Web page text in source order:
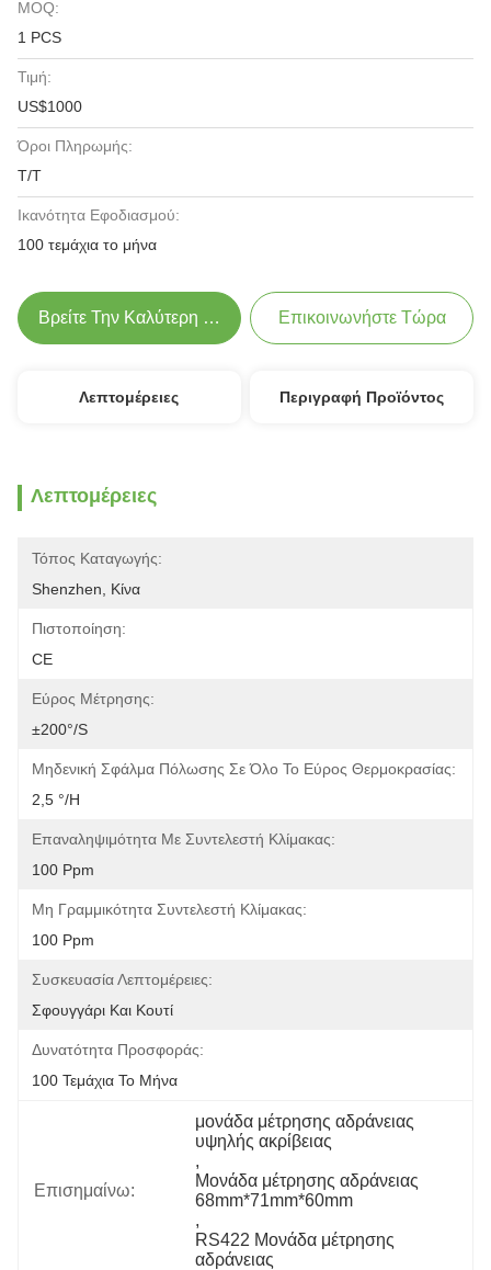
MOQ:
1 PCS
Τιμή:
US$1000
Όροι Πληρωμής:
Τ/Τ
Ικανότητα Εφοδιασμού:
100 τεμάχια το μήνα
Βρείτε Την Καλύτερη Τιμή Επικοινωνήστε Τώρα
Λεπτομέρειες Περιγραφή Προϊόντος
Λεπτομέρειες
Τόπος Καταγωγής:
Shenzhen, Κίνα
Πιστοποίηση:
CE
Εύρος Μέτρησης:
±200°/s
Μηδενική Σφάλμα Πόλωσης Σε Όλο Το Εύρος Θερμοκρασίας:
2,5 °/h
Επαναληψιμότητα Με Συντελεστή Κλίμακας:
100 Ppm
Μη Γραμμικότητα Συντελεστή Κλίμακας:
100 Ppm
Συσκευασία Λεπτομέρειες:
Σφουγγάρι Και Κουτί
Δυνατότητα Προσφοράς:
100 Τεμάχια Το Μήνα
Επισημαίνω:
μονάδα μέτρησης αδράνειας
υψηλής ακρίβειας
,
Μονάδα μέτρησης αδράνειας
68mm*71mm*60mm
,
RS422 Μονάδα μέτρησης
αδράνειας